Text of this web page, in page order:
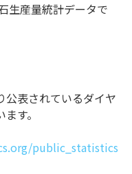
生産量統計データで
表されているダイヤ
す。
public_statistics